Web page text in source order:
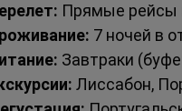
Прямые рейсы
7 ночей в
Завтраки
Лиссабон,